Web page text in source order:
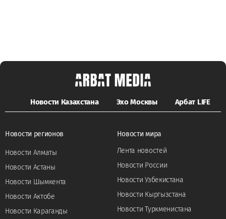
Новости Казахстана Эхо Москвы Арбат LIFE
Новости регионов
Новости Алматы
Новости Астаны
Новости Шымкента
Новости Актобе
Новости Караганды
Новости мира
Лента новостей
Новости России
Новости Узбекистана
Новости Кыргызстана
Новости Туркменистана